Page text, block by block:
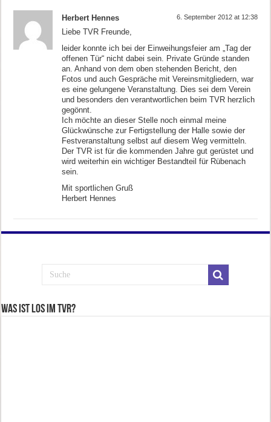
Herbert Hennes 6. September 2012 at 12:38
Liebe TVR Freunde,
leider konnte ich bei der Einweihungsfeier am „Tag der
offenen Tür“ nicht dabei sein. Private Gründe standen
an. Anhand von dem oben stehenden Bericht, den
Fotos und auch Gespräche mit Vereinsmitgliedern, war
es eine gelungene Veranstaltung. Dies sei dem Verein
und besonders den verantwortlichen beim TVR herzlich
gegönnt.
Ich möchte an dieser Stelle noch einmal meine
Glückwünsche zur Fertigstellung der Halle sowie der
Festveranstaltung selbst auf diesem Weg vermitteln.
Der TVR ist für die kommenden Jahre gut gerüstet und
wird weiterhin ein wichtiger Bestandteil für Rübenach
sein.
Mit sportlichen Gruß
Herbert Hennes
Was ist los im TVR?